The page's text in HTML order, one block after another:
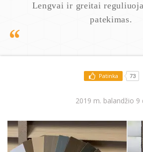
Lengvai ir greitai
patekimas.
Patinka 73
2019 m. balandžio 9